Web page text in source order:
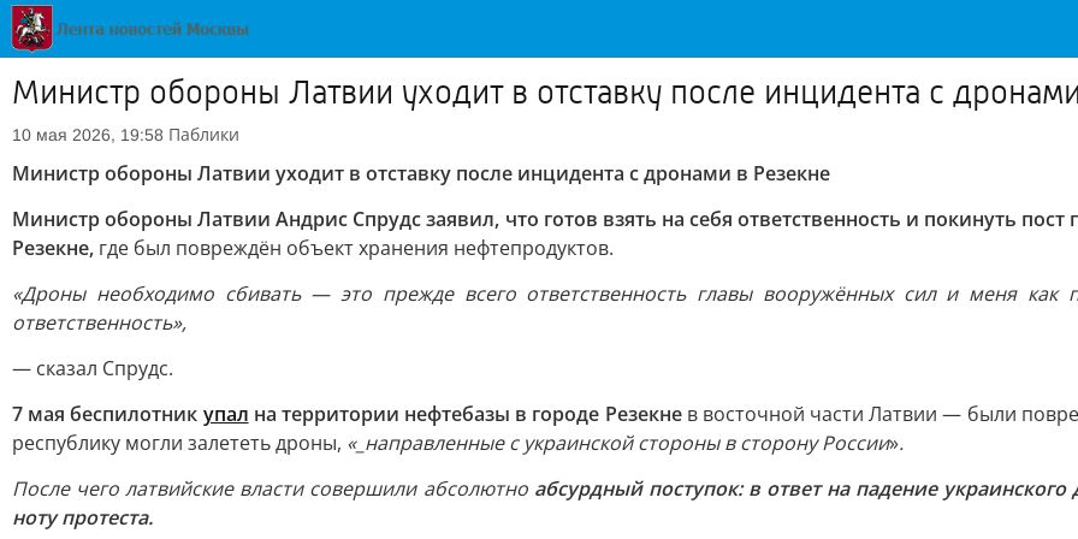
Министр обороны Латвии уходит в отставку после инцидента с
10 мая 2026, 19:58 Паблики
Министр обороны Латвии уходит в отставку после инцидента с дронами в Резекне
Министр обороны Латвии Андрис Спрудс заявил, что готов взять на себя ответственность и покинуть
Резекне, где был повреждён объект хранения нефтепродуктов.
«Дроны необходимо сбивать — это прежде всего ответственность главы вооружённых сил и меня как
ответственность»,
— сказал Спрудс.
7 мая беспилотник упал на территории нефтебазы в городе Резекнев восточной части Латвии — были
республику могли залететь дроны, «_направленные с украинской стороны в сторону России».
После чего латвийские власти совершили абсолютно абсурдный поступок: в ответ на падение
ноту протеста.